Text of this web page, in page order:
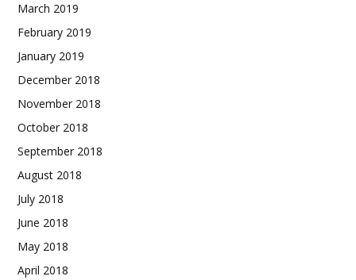
March 2019
February 2019
January 2019
December 2018
November 2018
October 2018
September 2018
August 2018
July 2018
June 2018
May 2018
April 2018